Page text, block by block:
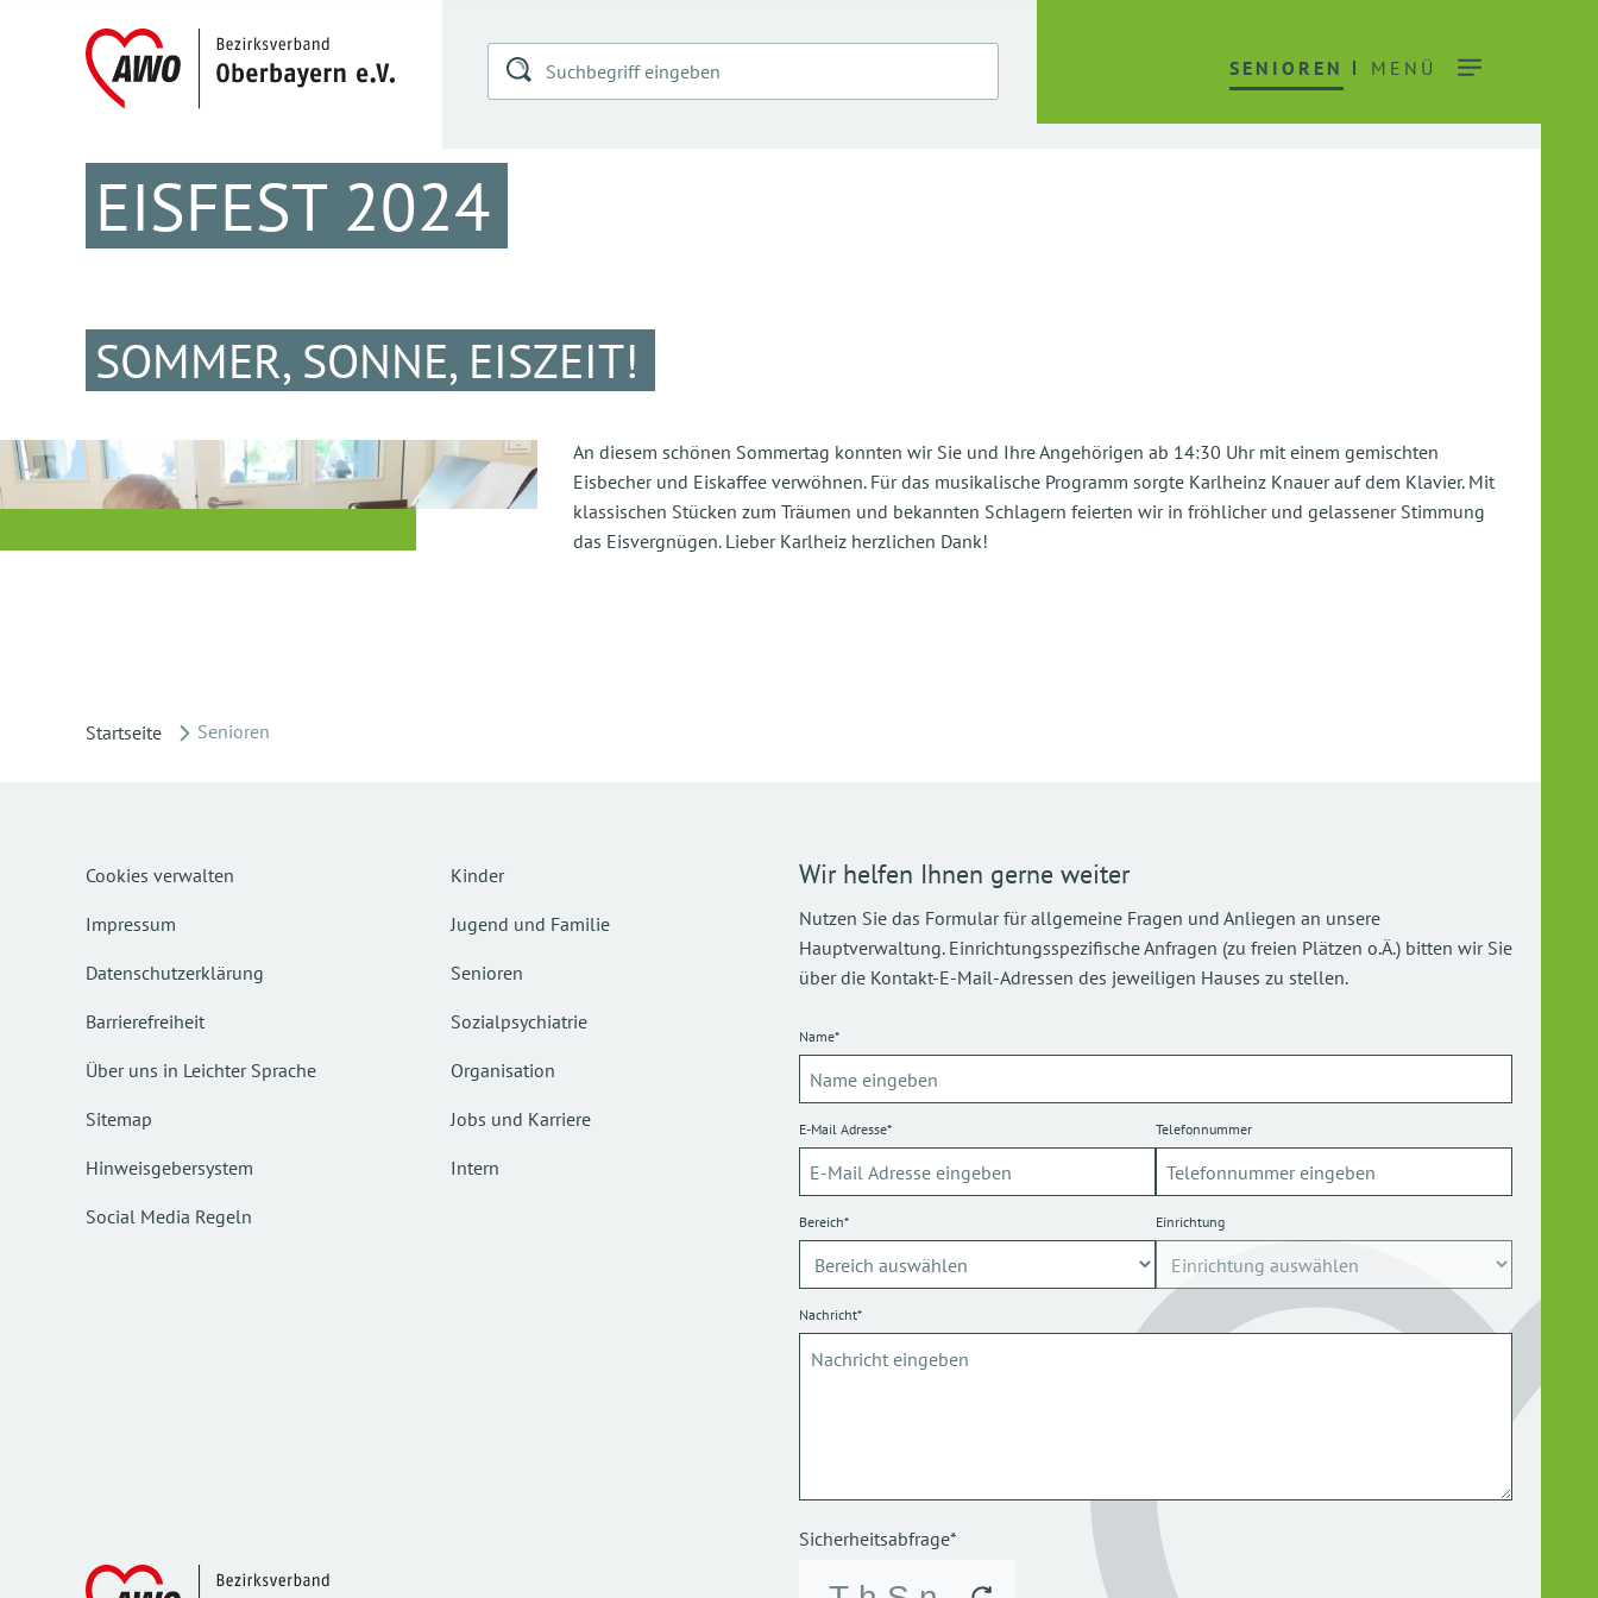
SENIOREN MENÜ
EISFEST 2024
SOMMER, SONNE, EISZEIT!
An diesem schönen Sommertag konnten wir Sie und Ihre Angehörigen ab 14:30 Uhr mit einem gemischten
Eisbecher und Eiskaffee verwöhnen. Für das musikalische Programm sorgte Karlheinz Knauer auf dem Klavier. Mit
klassischen Stücken zum Träumen und bekannten Schlagern feierten wir in fröhlicher und gelassener Stimmung
das Eisvergnügen. Lieber Karlheiz herzlichen Dank!
Startseite Senioren
Cookies verwalten
Impressum
Datenschutzerklärung
Barrierefreiheit
Über uns in Leichter Sprache
Sitemap
Hinweisgebersystem
Social Media Regeln
Kinder
Jugend und Familie
Senioren
Sozialpsychiatrie
Organisation
Jobs und Karriere
Intern
Wir helfen Ihnen gerne weiter
Nutzen Sie das Formular für allgemeine Fragen und Anliegen an unsere
Hauptverwaltung. Einrichtungsspezifische Anfragen (zu freien Plätzen o.Ä.) bitten wir Sie
über die Kontakt-E-Mail-Adressen des jeweiligen Hauses zu stellen.
Name*
E-Mail Adresse* Telefonnummer
Bereich* Einrichtung
Nachricht*
Sicherheitsabfrage*